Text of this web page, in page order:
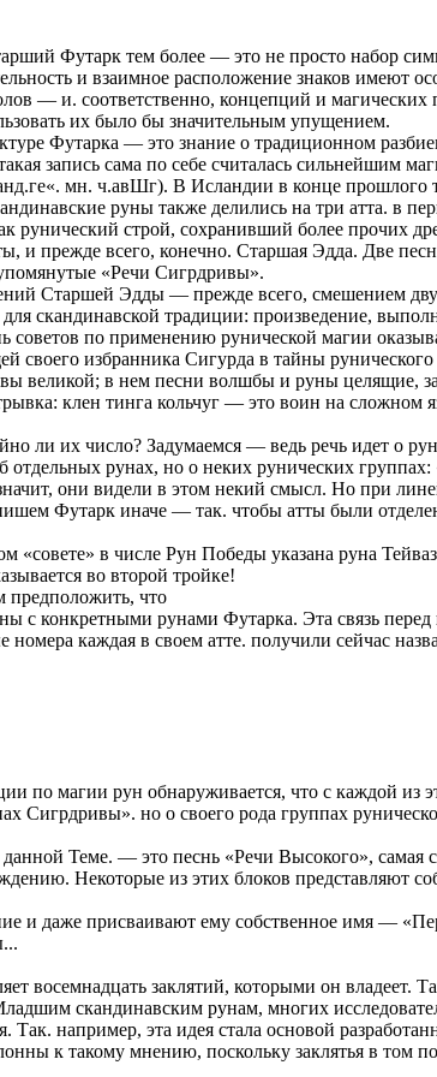
Футарк тем более — это не просто набор
и взаимное расположение знаков имеют
— и. соответственно, концепций и
их было бы значительным упущением.
Футарка — это знание о традиционном
запись сама по себе считалась сильнейшим
мн. ч.авШг). В Исландии в конце прошлого
руны также делились на три атта. в
рунический строй, сохранивший более прочих
и прежде всего, конечно. Старшая Эдда. Две
«Речи Сигрдривы».
Старшей Эдды — прежде всего, смешением
скандинавской традиции: произведение,
советов по применению рунической магии
своего избранника Сигурда в тайны рунического
великой; в нем песни волшбы и руны целящие,
клен тинга кольчуг — это воин на сложном
ли их число? Задумаемся — ведь речь идет о
отдельных рунах, но о неких рунических
они видели в этом некий смысл. Но при
Футарк иначе — так. чтобы атты были
в числе Рун Победы указана руна
во второй тройке!
предположить, что
с конкретными рунами Футарка. Эта связь перед
каждая в своем атте. получили сейчас
магии рун обнаруживается, что с каждой из
Сигрдривы». но о своего рода группах
Теме. — это песнь «Речи Высокого», самая
Некоторые из этих блоков представляют
и даже присваивают ему собственное имя —
восемнадцать заклятий, которыми он владеет.
скандинавским рунам, многих
например, эта идея стала основой
к такому мнению, поскольку заклятья в том